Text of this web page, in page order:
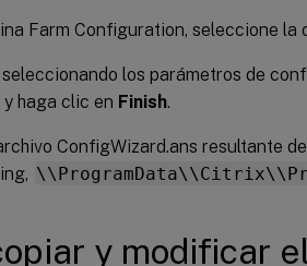
Farm Configuration, seleccione la
los parámetros de
haga clic en Finish.
ConfigWizard.ans resultante
y modificar